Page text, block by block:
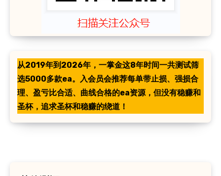
从2019年到2026年，一掌金这8年时间一共测试筛
选5000多款ea。入会员会推荐每单带止损、强损合
理、盈亏比合适、曲线合格的ea资源，但没有稳赚和
圣杯，追求圣杯和稳赚的绕道！